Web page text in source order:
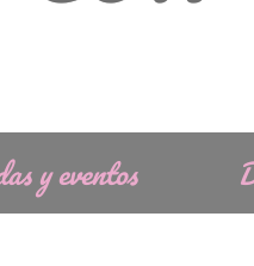
y eventos